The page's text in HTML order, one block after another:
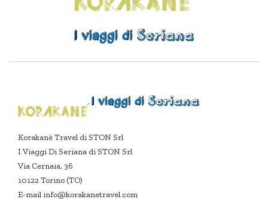
Korakanè Travel di STON Srl
I Viaggi Di Seriana di STON Srl
Via Cernaia, 36
10122 Torino (TO)
E-mail info@korakanetravel.com